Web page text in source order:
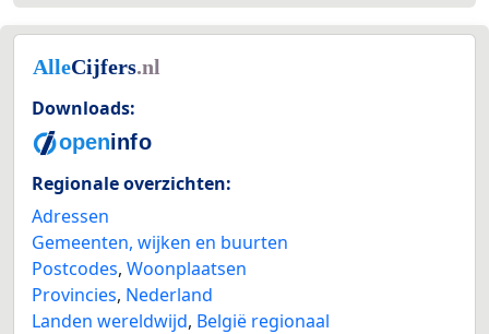
Downloads:
Regionale overzichten:
Adressen
Gemeenten, wijken en buurten
Postcodes, Woonplaatsen
Provincies, Nederland
Landen wereldwijd, België regionaal